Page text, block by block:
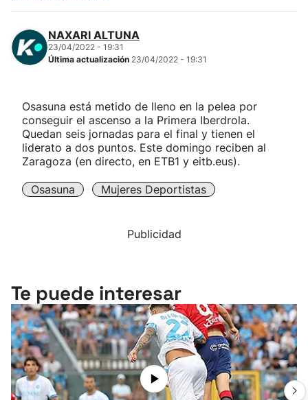
"Helmuga"
NAXARI ALTUNA
23/04/2022 - 19:31
Última actualización 23/04/2022 - 19:31
Osasuna está metido de lleno en la pelea por
conseguir el ascenso a la Primera Iberdrola.
Quedan seis jornadas para el final y tienen el
liderato a dos puntos. Este domingo reciben al
Zaragoza (en directo, en ETB1 y eitb.eus).
Osasuna Mujeres Deportistas
Publicidad
Te puede interesar